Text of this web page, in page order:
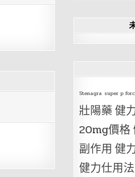
Stenagra super p
壯陽藥健
20mg價格
副作用 健
健力仕用法